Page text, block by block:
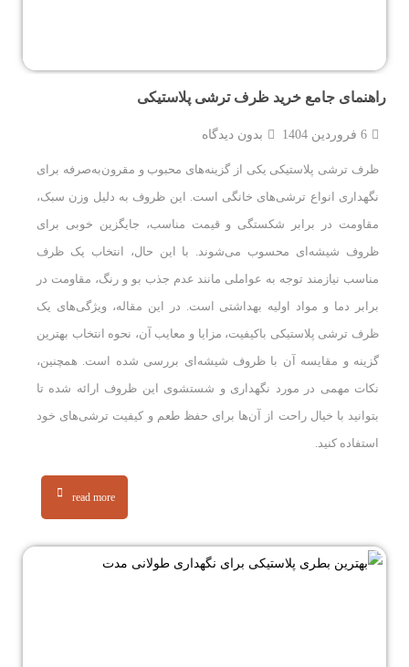
راهنمای جامع خرید ظرف ترشی پلاستیکی
6 فروردین 1404 بدون دیدگاه
ظرف ترشی پلاستیکی یکی از گزینه‌های محبوب و مقرون‌به‌صرفه برای
نگهداری انواع ترشی‌های خانگی است. این ظروف به دلیل وزن سبک،
مقاومت در برابر شکستگی و قیمت مناسب، جایگزین خوبی برای
ظروف شیشه‌ای محسوب می‌شوند. با این حال، انتخاب یک ظرف
مناسب نیازمند توجه به عواملی مانند عدم جذب بو و رنگ، مقاومت در
برابر دما و مواد اولیه بهداشتی است. در این مقاله، ویژگی‌های یک
ظرف ترشی پلاستیکی باکیفیت، مزایا و معایب آن، نحوه انتخاب بهترین
گزینه و مقایسه آن با ظروف شیشه‌ای بررسی شده است. همچنین،
نکات مهمی در مورد نگهداری و شستشوی این ظروف ارائه شده تا
بتوانید با خیال راحت از آن‌ها برای حفظ طعم و کیفیت ترشی‌های خود
استفاده کنید.
read more